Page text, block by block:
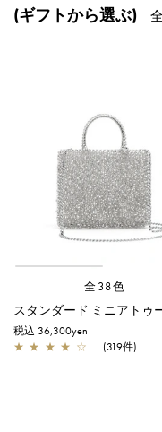
(ギフトから選ぶ)
全38色
税込 36,300yen
★ ★ ★ ★ ☆ (319件)